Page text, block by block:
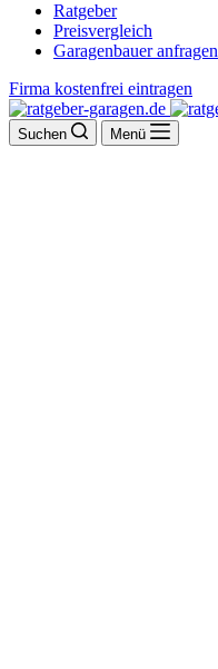
Ratgeber
Preisvergleich
Garagenbauer anfragen
Firma kostenfrei eintragen
Suchen Menü